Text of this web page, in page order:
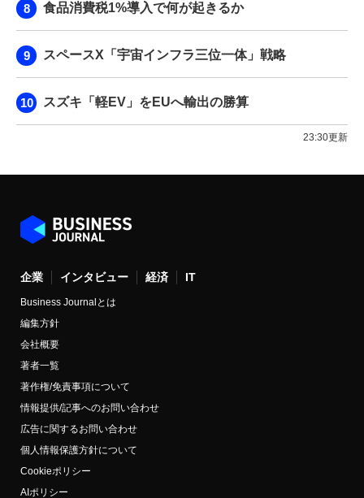
食品消費税1%導入で何が起きるか
スペースX「宇宙インフラ三位一体」戦略
スズキ「軽EV」をEUへ輸出の勝算
23:30更新
企業 インタビュー 経済 IT
Business Journalとは
編集方針
会社概要
著者一覧
著作権/免責事項について
情報提供/記事へのお問い合わせ
広告に関するお問い合わせ
個人情報保護方針について
Cookieポリシー
AIポリシー